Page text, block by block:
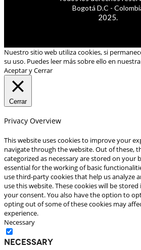
Bogotá D.C -
2025.
Nuestro sitio web utiliza cookies, si
su uso. Puedes leer más sobre ello en nuestra
Aceptar y Cerrar
Cerrar
Privacy Overview
This website uses cookies to improve your
navigate through the website. Out of these,
categorized as necessary are stored on your
essential for the working of basic
use third-party cookies that help us analyze
use this website. These cookies will be
your consent. You also have the option to
opting out of some of these cookies may
experience.
Necessary
Necessary